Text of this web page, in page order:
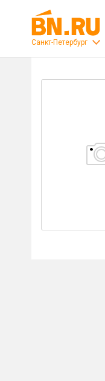
Санкт-Петербург